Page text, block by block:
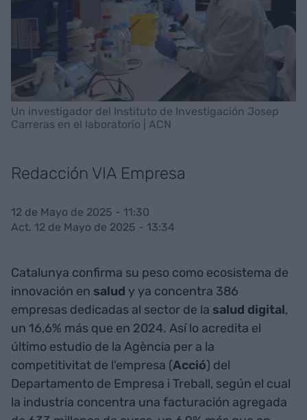
Un investigador del Instituto de Investigación Josep
Carreras en el laboratorio | ACN
Redacción VIA Empresa
12 de Mayo de 2025 - 11:30
Act. 12 de Mayo de 2025 - 13:34
Catalunya confirma su peso como ecosistema de
innovación en salud y ya concentra 386
empresas dedicadas al sector de la salud digital,
un 16,6% más que en 2024. Así lo acredita el
último estudio de la Agència per a la
competitivitat de l'empresa (Acció) del
Departamento de Empresa i Treball, según el cual
la industria concentra una facturación agregada